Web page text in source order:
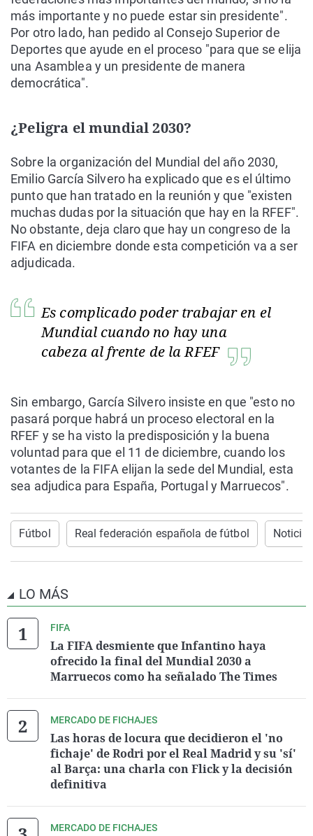
más importante y no puede estar sin presidente".
Por otro lado, han pedido al Consejo Superior de
Deportes que ayude en el proceso "para que se elija
una Asamblea y un presidente de manera
democrática".
¿Peligra el mundial 2030?
Sobre la organización del Mundial del año 2030,
Emilio García Silvero ha explicado que es el último
punto que han tratado en la reunión y que "existen
muchas dudas por la situación que hay en la RFEF".
No obstante, deja claro que hay un congreso de la
FIFA en diciembre donde esta competición va a ser
adjudicada.
Es complicado poder trabajar en el
Mundial cuando no hay una
cabeza al frente de la RFEF
Sin embargo, García Silvero insiste en que "esto no
pasará porque habrá un proceso electoral en la
RFEF y se ha visto la predisposición y la buena
voluntad para que el 11 de diciembre, cuando los
votantes de la FIFA elijan la sede del Mundial, esta
sea adjudica para España, Portugal y Marruecos".
Fútbol Real federación española de fútbol
LO MÁS
FIFA
La FIFA desmiente que Infantino haya
ofrecido la final del Mundial 2030 a
Marruecos como ha señalado The Times
MERCADO DE FICHAJES
Las horas de locura que decidieron el 'no
fichaje' de Rodri por el Real Madrid y su 'sí'
al Barça: una charla con Flick y la decisión
definitiva
MERCADO DE FICHAJES